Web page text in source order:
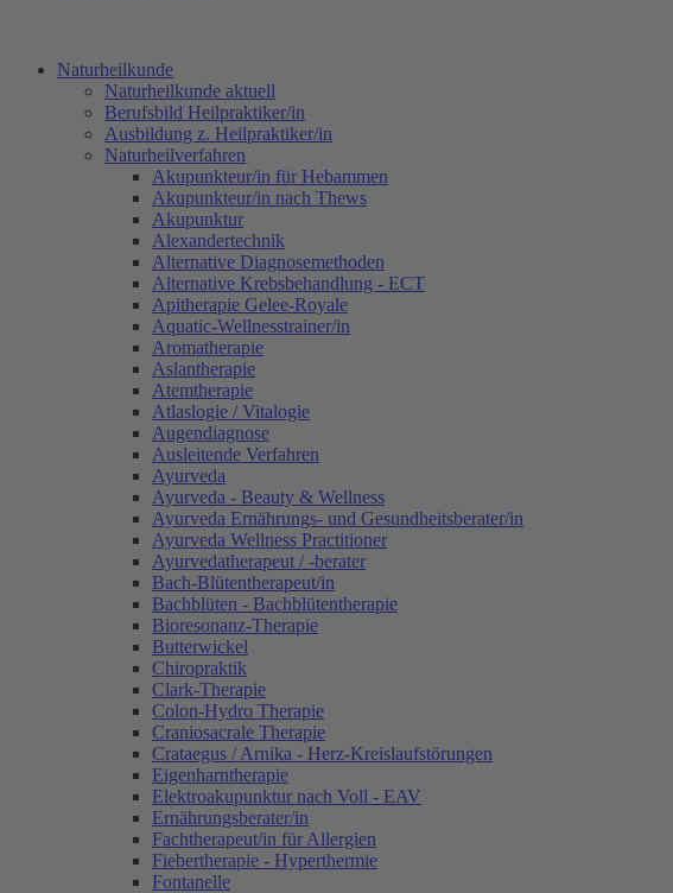
Naturheilkunde
Naturheilkunde aktuell
Berufsbild Heilpraktiker/in
Ausbildung z. Heilpraktiker/in
Naturheilverfahren
Akupunkteur/in für Hebammen
Akupunkteur/in nach Thews
Akupunktur
Alexandertechnik
Alternative Diagnosemethoden
Alternative Krebsbehandlung - ECT
Apitherapie Gelee-Royale
Aquatic-Wellnesstrainer/in
Aromatherapie
Aslantherapie
Atemtherapie
Atlaslogie / Vitalogie
Augendiagnose
Ausleitende Verfahren
Ayurveda
Ayurveda - Beauty & Wellness
Ayurveda Ernährungs- und Gesundheitsberater/in
Ayurveda Wellness Practitioner
Ayurvedatherapeut / -berater
Bach-Blütentherapeut/in
Bachblüten - Bachblütentherapie
Bioresonanz-Therapie
Butterwickel
Chiropraktik
Clark-Therapie
Colon-Hydro Therapie
Craniosacrale Therapie
Crataegus / Arnika - Herz-Kreislaufstörungen
Eigenharntherapie
Elektroakupunktur nach Voll - EAV
Ernährungsberater/in
Fachtherapeut/in für Allergien
Fiebertherapie - Hyperthermie
Fontanelle